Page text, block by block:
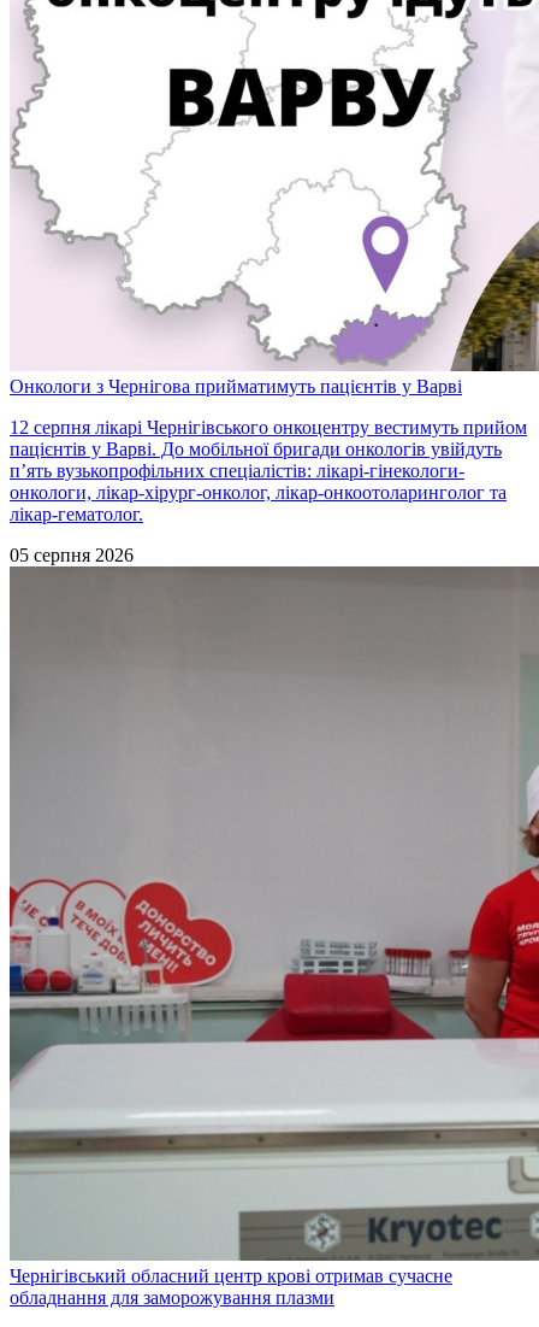
Онкологи з Чернігова прийматимуть пацієнтів у Варві
12 серпня лікарі Чернігівського онкоцентру вестимуть прийом
пацієнтів у Варві. До мобільної бригади онкологів увійдуть
п’ять вузькопрофільних спеціалістів: лікарі-гінекологи-
онкологи, лікар-хірург-онколог, лікар-онкоотоларинголог та
лікар-гематолог.
05 серпня 2026
Чернігівський обласний центр крові отримав сучасне
обладнання для заморожування плазми